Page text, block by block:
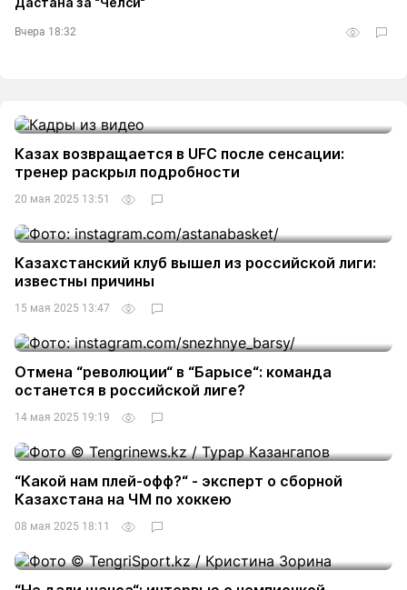
Вчера 18:32
Казах возвращается в UFC после сенсации:
тренер раскрыл подробности
20 мая 2025 13:51
Казахстанский клуб вышел из российской лиги:
известны причины
15 мая 2025 13:47
Отмена “революции“ в “Барысе“: команда
останется в российской лиге?
14 мая 2025 19:19
“Какой нам плей-офф?“ - эксперт о сборной
Казахстана на ЧМ по хоккею
08 мая 2025 18:11